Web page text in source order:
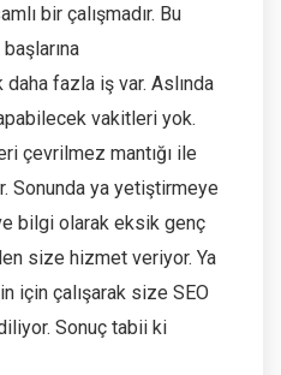
bir çalışmadır. Bu
fazla iş var. Aslında
vakitleri yok.
çevrilmez mantığı ile
Sonunda ya yetiştirmeye
bilgi olarak eksik genç
size hizmet veriyor. Ya
için çalışarak size SEO
Sonuç tabii ki